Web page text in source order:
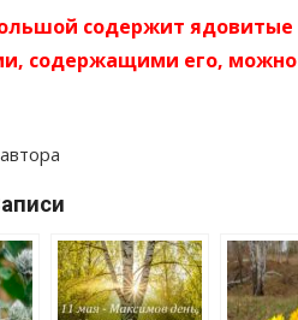
содержит
содержащими его,